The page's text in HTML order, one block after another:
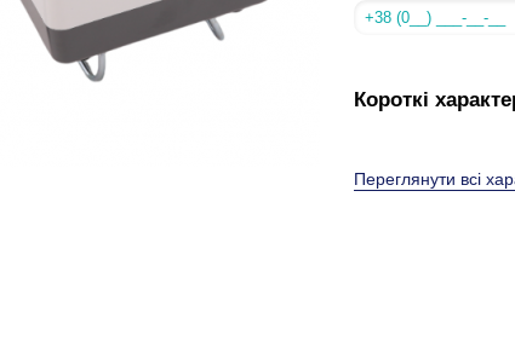
Короткі
Переглянути всі